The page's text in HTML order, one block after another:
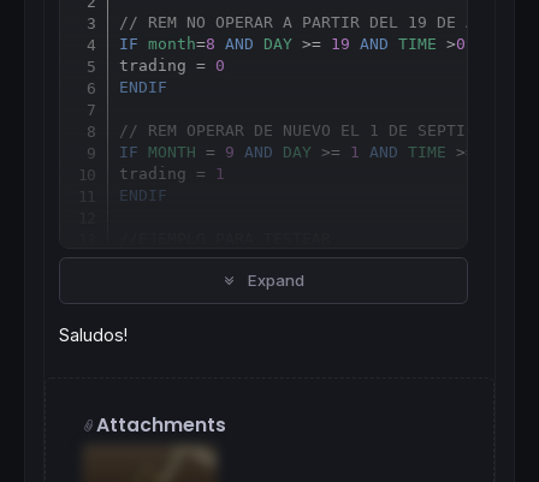
// REM NO OPERAR A PARTIR DEL 19 DE
IF
month=8 AND DAY >= 19 AND TIME >090000
trading = 0
ENDIF
// REM OPERAR DE NUEVO EL 1 DE SEPTIEMBRE
IF
MONTH = 9 AND DAY >= 1 AND TIME >=
trading = 1
ENDIF
// ################
trading = 1 then
IF CLOSE>CLOSE[1] THEN
BUY
ENDIF
SET
TARGET
Expand
Saludos!
Attachments